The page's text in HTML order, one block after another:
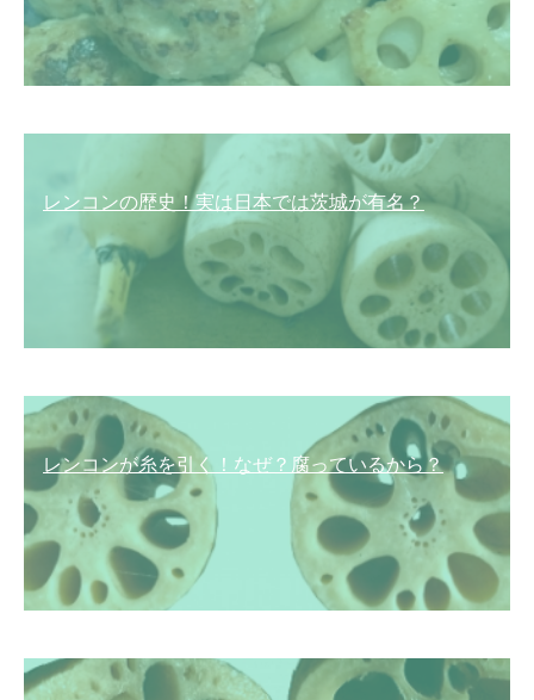
レンコンの歴史！実は日本では茨城が有名？
レンコンが糸を引く！なぜ？腐っているから？